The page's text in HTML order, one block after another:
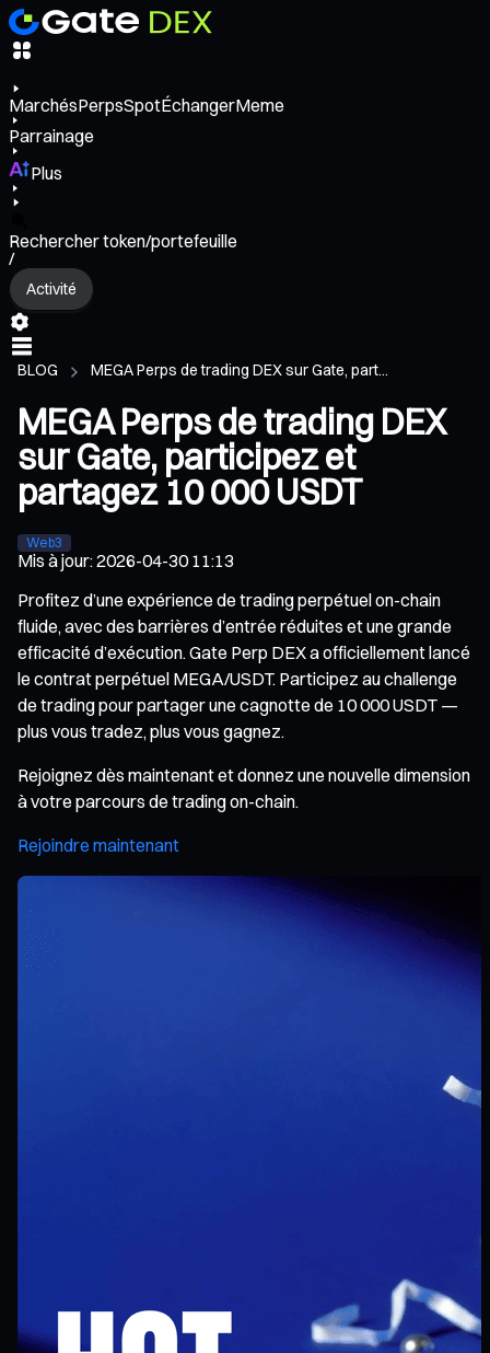
MarchésPerpsSpotÉchangerMeme
Parrainage
Plus
Rechercher token/portefeuille
/
Activité
BLOG MEGA Perps de trading DEX sur Gate, part...
MEGA Perps de trading DEX
sur Gate, participez et
partagez 10 000 USDT
Web3
Mis à jour:2026-04-30 11:13
Profitez d’une expérience de trading perpétuel on-chain
fluide, avec des barrières d’entrée réduites et une grande
efficacité d’exécution. Gate Perp DEX a officiellement lancé
le contrat perpétuel MEGA/USDT. Participez au challenge
de trading pour partager une cagnotte de 10 000 USDT —
plus vous tradez, plus vous gagnez.
Rejoignez dès maintenant et donnez une nouvelle dimension
à votre parcours de trading on-chain.
Rejoindre maintenant